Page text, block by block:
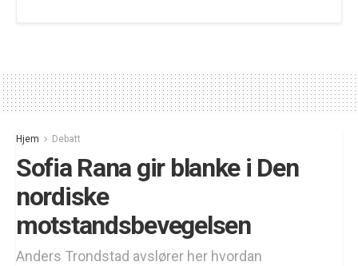
Hjem Debatt
Sofia Rana gir blanke i Den
nordiske
motstandsbevegelsen
Anders Trondstad avslører her hvordan